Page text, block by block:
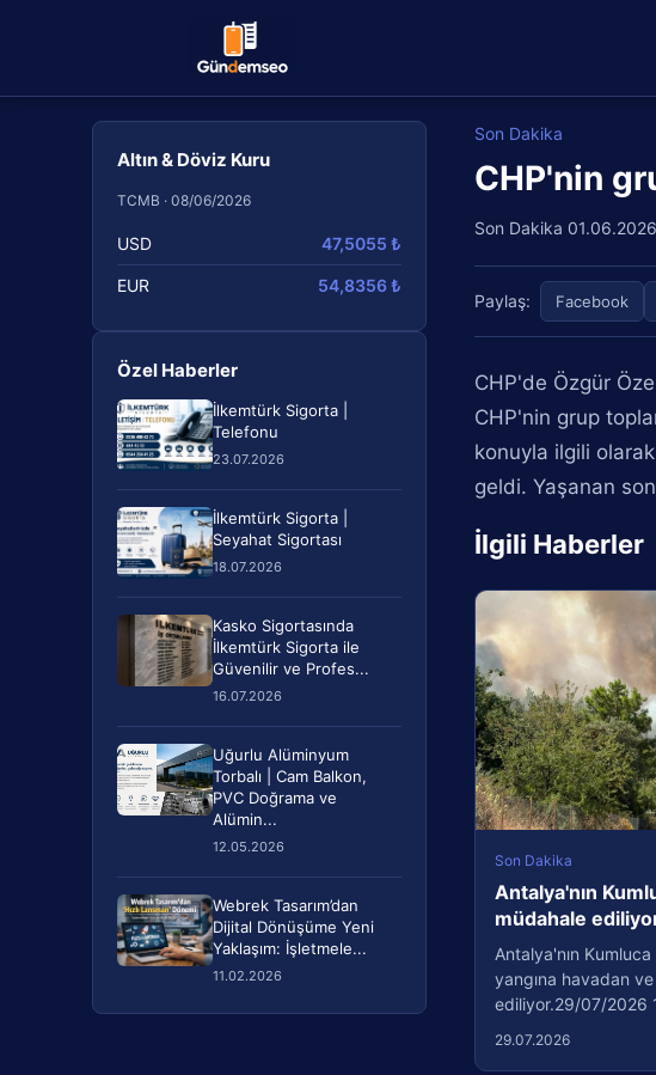
Altın & Döviz Kuru
TCMB · 08/06/2026
USD 47,5055 ₺
EUR 54,8356 ₺
Özel Haberler
İlkemtürk Sigorta |
Telefonu
23.07.2026
İlkemtürk Sigorta |
Seyahat Sigortası
18.07.2026
Kasko Sigortasında
İlkemtürk Sigorta ile
Güvenilir ve Profes...
16.07.2026
Uğurlu Alüminyum
Torbalı | Cam Balkon,
PVC Doğrama ve
Alümin...
12.05.2026
Webrek Tasarım’dan
Dijital Dönüşüme Yeni
Yaklaşım: İşletmele...
11.02.2026
Son Dakika
CHP'nin
Son Dakika
Paylaş: Facebook
CHP'de Özgür
CHP'nin grup
konuyla ilgili
geldi. Yaşanan
İlgili Haberler
Son Dakika
Antalya'nın
müdahale
Antalya'nın
yangına havadan
ediliyor.29/07/2026
29.07.2026